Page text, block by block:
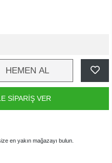
HEMEN AL
SİPARİŞ VER
en yakın mağazayı bulun.